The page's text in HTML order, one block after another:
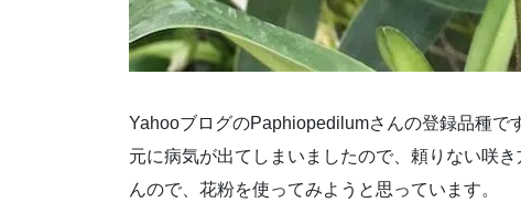
YahooブログのPaphiopedilumさんの登録品種で
元に病気が出てしまいましたので、頼りない咲
んので、花粉を使ってみようと思っています。